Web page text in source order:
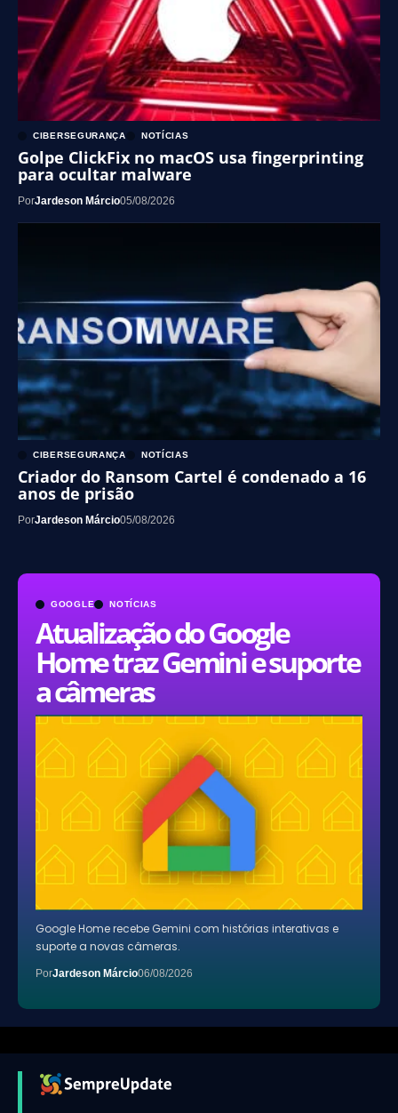
GOOGLE NOTÍCIAS
Atualização do Google
Home traz Gemini e suporte
a câmeras
Google Home recebe Gemini com histórias interativas e
suporte a novas câmeras.
PorJardeson Márcio06/08/2026
CIBERSEGURANÇA NOTÍCIAS
Golpe ClickFix no macOS usa fingerprinting
para ocultar malware
PorJardeson Márcio05/08/2026
CIBERSEGURANÇA NOTÍCIAS
Criador do Ransom Cartel é condenado a 16
anos de prisão
PorJardeson Márcio05/08/2026